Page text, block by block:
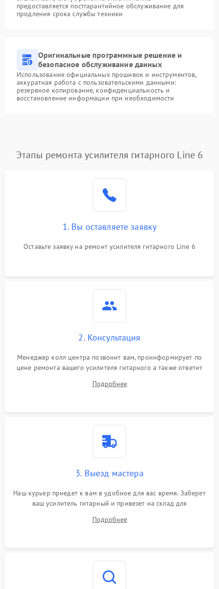
предоставляется постгарантийное обслуживание для
продления срока службы техники
Оригинальные программные решение и
безопасное обслуживание данных
Использование официальных прошивок и инструментов,
аккуратная работа с пользовательскими данными:
резервное копирование, конфиденциальность и
восстановление информации при необходимости
Этапы ремонта усилителя гитарного Line 6
1. Вы оставляете заявку
Оставьте заявку на ремонт усилителя гитарного Line 6
2. Консультация
Менеджер колл центра позвонит вам, проинформирует по
цене ремонта вашего усилителя гитарного а также ответит
Подробнее
3. Выезд мастера
Наш курьер приедет к вам в удобное для вас время. Заберет
ваш усилитель гитарный и привезет на склад для
Подробнее